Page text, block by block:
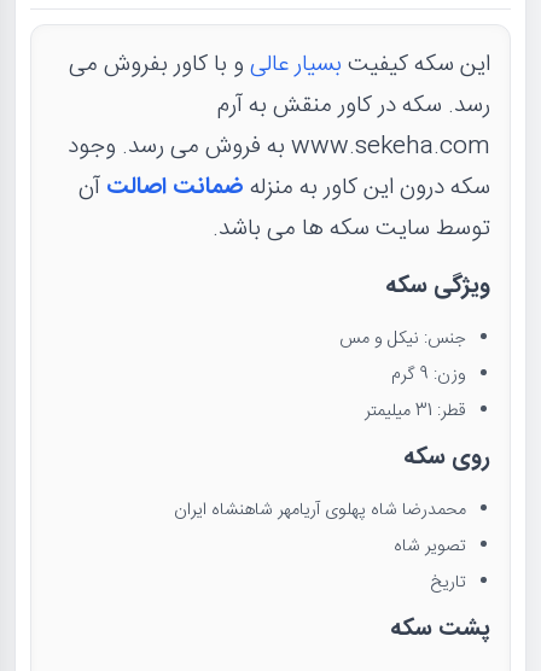
این سکه کیفیتبسیار عالیو با کاور بفروش می
رسد. سکه در کاور منقش به آرم
www.sekeha.com به فروش می رسد. وجود
سکه درون این کاور به منزلهضمانت اصالتآن
توسط سایت سکه ها می باشد.
ویژگی سکه
جنس: نیکل و مس
وزن: 9 گرم
قطر: 31 میلیمتر
روی سکه
محمدرضا شاه پهلوی آریامهر شاهنشاه ایران
تصویر شاه
تاریخ
پشت سکه